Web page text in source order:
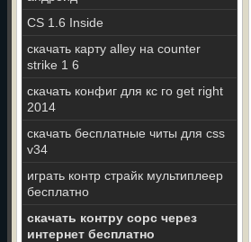
CS 1.6 Inside
скачать карту alley на counter
strike 1 6
скачать конфиг для кс го get right
2014
скачать бесплатные читы для css
v34
играть контр страйк мультиплеер
бесплатно
скачать контру сорс через
интернет бесплатно